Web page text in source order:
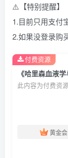
⚠️【特别提醒】
1.目前只用支付
2.如果没登录购
此内容为付费资
黄金
付费资源